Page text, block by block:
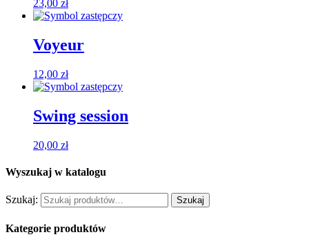
23,00 zł
Voyeur
12,00 zł
Swing session
20,00 zł
Wyszukaj w katalogu
Szukaj: Szukaj
Kategorie produktów